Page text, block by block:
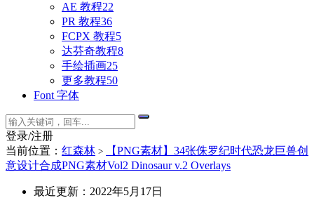
AE 教程22
PR 教程36
FCPX 教程5
达芬奇教程8
手绘插画25
更多教程50
Font 字体
登录/注册
当前位置： 红森林 >
【PNG素材】34张侏罗纪时代恐龙巨兽创
意设计合成PNG素材Vol2 Dinosaur v.2 Overlays
最近更新：2022年5月17日